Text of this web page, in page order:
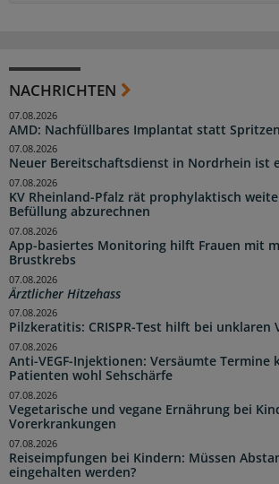
NACHRICHTEN
AMD: Nachfüllbares Implantat statt Spritzen
07.08.2026
Neuer Bereitschaftsdienst in Nordrhein ist
07.08.2026
KV Rheinland-Pfalz rät prophylaktisch
Befüllung abzurechnen
07.08.2026
App-basiertes Monitoring hilft Frauen mit
Brustkrebs
07.08.2026
Ärztlicher Hitzehass
07.08.2026
Pilzkeratitis: CRISPR-Test hilft bei unklaren
07.08.2026
Anti-VEGF-Injektionen: Versäumte Termine
Patienten wohl Sehschärfe
07.08.2026
Vegetarische und vegane Ernährung bei
Vorerkrankungen
07.08.2026
Reiseimpfungen bei Kindern: Müssen
eingehalten werden?
07.08.2026